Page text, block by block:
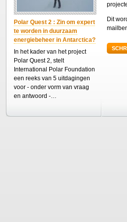
Polar Quest 2 : Zin om expert
te worden in duurzaam
energiebeheer in Antarctica?
In het kader van het project
Polar Quest 2, stelt
International Polar Foundation
een reeks van 5 uitdagingen
voor - onder vorm van vraag
en antwoord -…
Dit